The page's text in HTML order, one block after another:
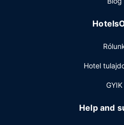
Ha megéheznél, Comfort Suites
Hétköznaponként ingyenes
vendégeket 5:00 és 9:30
A szálláshelyen business center,
vegytisztítási/ruhatisztítási
Hotel
GYIK
Help and